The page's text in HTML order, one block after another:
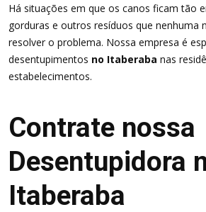
Há situações em que os canos ficam tão
gorduras e outros resíduos que nenhuma
resolver o problema. Nossa empresa é
desentupimentos no Itaberaba nas
estabelecimentos.
Contrate nossa
Desentupidora
Itaberaba